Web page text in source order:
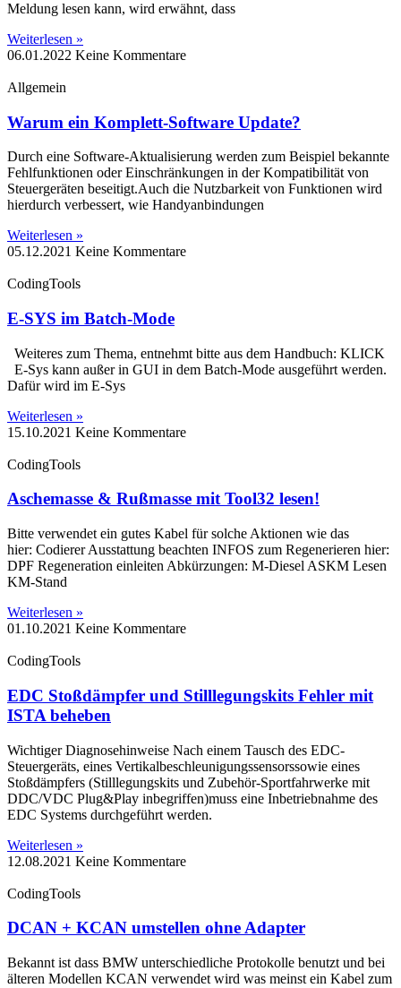
Meldung lesen kann, wird erwähnt, dass
Weiterlesen »
06.01.2022 Keine Kommentare
Allgemein
Warum ein Komplett-Software Update?
Durch eine Software-Aktualisierung werden zum Beispiel bekannte
Fehlfunktionen oder Einschränkungen in der Kompatibilität von
Steuergeräten beseitigt.Auch die Nutzbarkeit von Funktionen wird
hierdurch verbessert, wie Handyanbindungen
Weiterlesen »
05.12.2021 Keine Kommentare
CodingTools
E-SYS im Batch-Mode
Weiteres zum Thema, entnehmt bitte aus dem Handbuch: KLICK
E-Sys kann außer in GUI in dem Batch-Mode ausgeführt werden.
Dafür wird im E-Sys
Weiterlesen »
15.10.2021 Keine Kommentare
CodingTools
Aschemasse & Rußmasse mit Tool32 lesen!
Bitte verwendet ein gutes Kabel für solche Aktionen wie das
hier: Codierer Ausstattung beachten INFOS zum Regenerieren hier:
DPF Regeneration einleiten Abkürzungen: M-Diesel ASKM Lesen
KM-Stand
Weiterlesen »
01.10.2021 Keine Kommentare
CodingTools
EDC Stoßdämpfer und Stilllegungskits Fehler mit
ISTA beheben
Wichtiger Diagnosehinweise Nach einem Tausch des EDC-
Steuergeräts, eines Vertikalbeschleunigungssensorssowie eines
Stoßdämpfers (Stilllegungskits und Zubehör-Sportfahrwerke mit
DDC/VDC Plug&Play inbegriffen)muss eine Inbetriebnahme des
EDC Systems durchgeführt werden.
Weiterlesen »
12.08.2021 Keine Kommentare
CodingTools
DCAN + KCAN umstellen ohne Adapter
Bekannt ist dass BMW unterschiedliche Protokolle benutzt und bei
älteren Modellen KCAN verwendet wird was meinst ein Kabel zum